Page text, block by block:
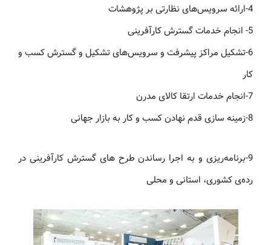
4-ارائه سرویس‌های نظارتی بر پژوهشات
5- انجام خدمات گسترش کارآفرینی
6-تشکیل مراکز پیشرفت و سرویس‌های تشکیل و گسترش کسب و
کار
7-انجام خدمات ارتقا کالای مدرن
8-زمینه سازی قدم نهادن کسب و کار به بازار جهانی
9-برنامه‌ریزی و به اجرا رساندن طرح های گسترش کارآفرینی در
رده‌ی کشوری، استانی و محلی